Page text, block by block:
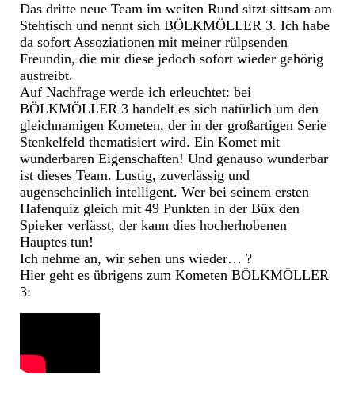
Das dritte neue Team im weiten Rund sitzt sittsam am
Stehtisch und nennt sich BÖLKMÖLLER 3. Ich habe
da sofort Assoziationen mit meiner rülpsenden
Freundin, die mir diese jedoch sofort wieder gehörig
austreibt.
Auf Nachfrage werde ich erleuchtet: bei
BÖLKMÖLLER 3 handelt es sich natürlich um den
gleichnamigen Kometen, der in der großartigen Serie
Stenkelfeld thematisiert wird. Ein Komet mit
wunderbaren Eigenschaften! Und genauso wunderbar
ist dieses Team. Lustig, zuverlässig und
augenscheinlich intelligent. Wer bei seinem ersten
Hafenquiz gleich mit 49 Punkten in der Büx den
Spieker verlässt, der kann dies hocherhobenen
Hauptes tun!
Ich nehme an, wir sehen uns wieder… ?
Hier geht es übrigens zum Kometen BÖLKMÖLLER
3: